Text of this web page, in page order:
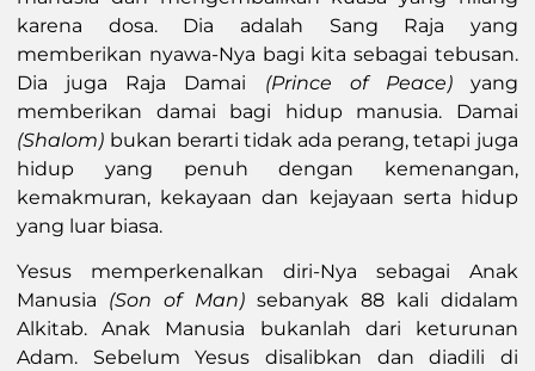
karena dosa. Dia adalah Sang Raja yang
memberikan nyawa-Nya bagi kita sebagai tebusan.
Dia juga Raja Damai (Prince of Peace) yang
memberikan damai bagi hidup manusia. Damai
(Shalom) bukan berarti tidak ada perang, tetapi juga
hidup yang penuh dengan kemenangan,
kemakmuran, kekayaan dan kejayaan serta hidup
yang luar biasa.
Yesus memperkenalkan diri-Nya sebagai Anak
Manusia (Son of Man)sebanyak 88 kali didalam
Alkitab. Anak Manusia bukanlah dari keturunan
Adam. Sebelum Yesus disalibkan dan diadili di